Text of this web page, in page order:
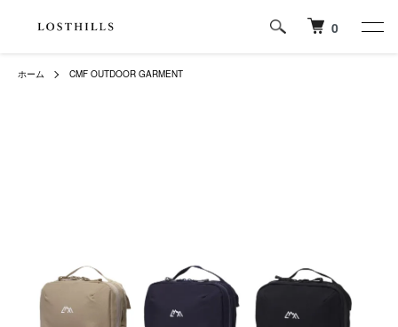
0
ホーム CMF OUTDOOR GARMENT